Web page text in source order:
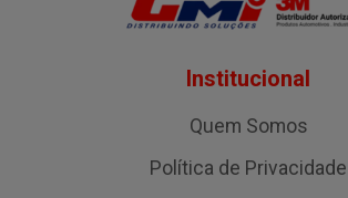
Institucional
Quem Somos
Política de Privacidade